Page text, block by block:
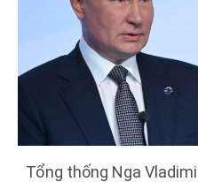
Tổng thống Nga